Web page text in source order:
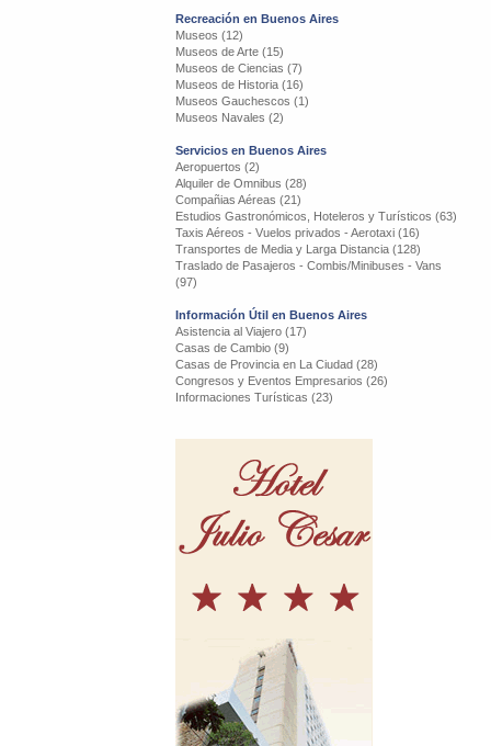
Recreación en Buenos Aires
Museos (12)
Museos de Arte (15)
Museos de Ciencias (7)
Museos de Historia (16)
Museos Gauchescos (1)
Museos Navales (2)
Servicios en Buenos Aires
Aeropuertos (2)
Alquiler de Omnibus (28)
Compañias Aéreas (21)
Estudios Gastronómicos, Hoteleros y Turísticos (63)
Taxis Aéreos - Vuelos privados - Aerotaxi (16)
Transportes de Media y Larga Distancia (128)
Traslado de Pasajeros - Combis/Minibuses - Vans
(97)
Información Útil en Buenos Aires
Asistencia al Viajero (17)
Casas de Cambio (9)
Casas de Provincia en La Ciudad (28)
Congresos y Eventos Empresarios (26)
Informaciones Turísticas (23)